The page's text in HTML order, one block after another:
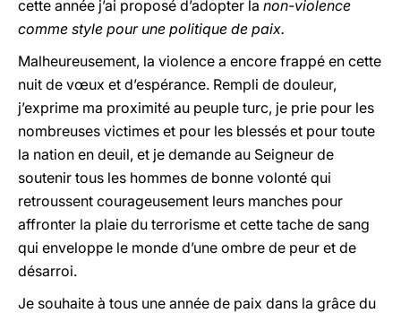
cette année j’ai proposé d’adopter la non-violence
comme style pour une politique de paix.
Malheureusement, la violence a encore frappé en cette
nuit de vœux et d’espérance. Rempli de douleur,
j’exprime ma proximité au peuple turc, je prie pour les
nombreuses victimes et pour les blessés et pour toute
la nation en deuil, et je demande au Seigneur de
soutenir tous les hommes de bonne volonté qui
retroussent courageusement leurs manches pour
affronter la plaie du terrorisme et cette tache de sang
qui enveloppe le monde d’une ombre de peur et de
désarroi.
Je souhaite à tous une année de paix dans la grâce du